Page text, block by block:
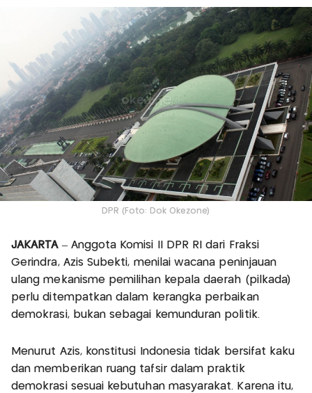
DPR (Foto: Dok Okezone)
JAKARTA– Anggota Komisi II DPR RI dari Fraksi
Gerindra, Azis Subekti, menilai wacana peninjauan
ulang mekanisme pemilihan kepala daerah (pilkada)
perlu ditempatkan dalam kerangka perbaikan
demokrasi, bukan sebagai kemunduran politik.
Menurut Azis, konstitusi Indonesia tidak bersifat kaku
dan memberikan ruang tafsir dalam praktik
demokrasi sesuai kebutuhan masyarakat. Karena itu,